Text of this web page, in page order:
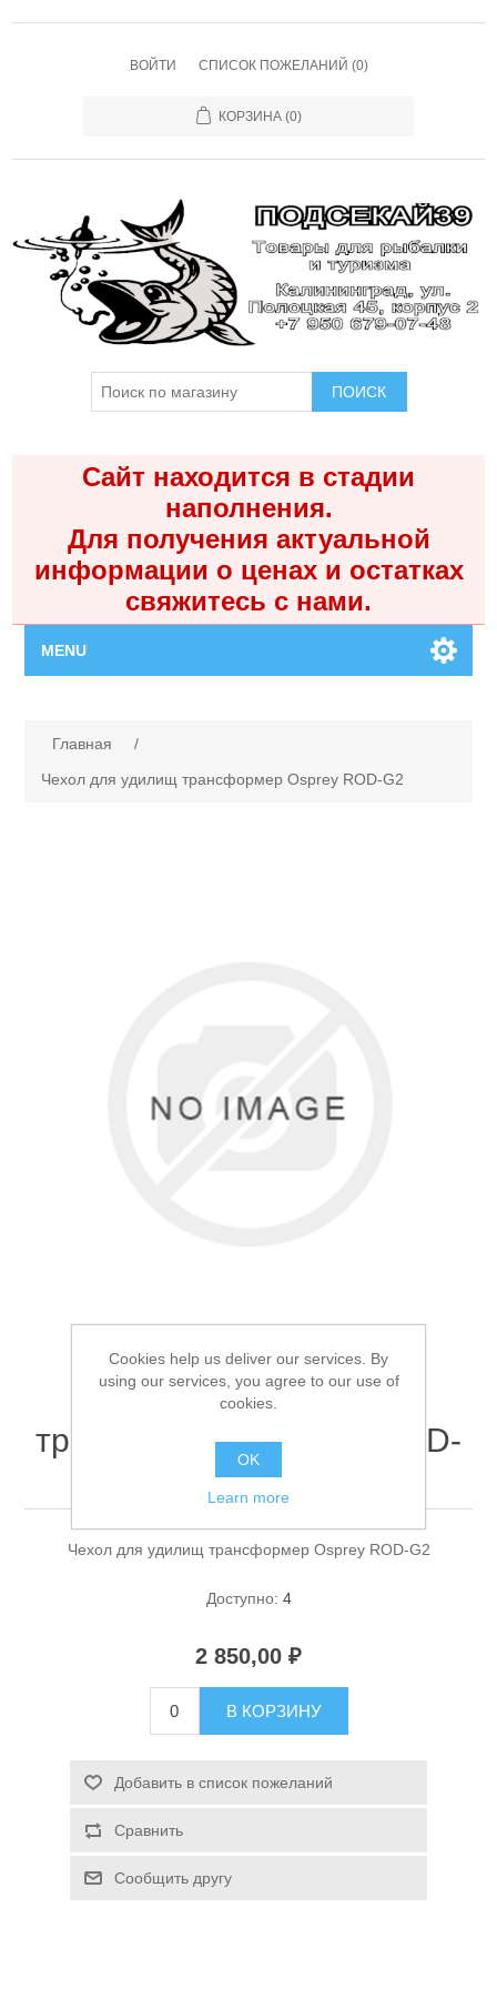
ВОЙТИ СПИСОК ПОЖЕЛАНИЙ (0)
КОРЗИНА (0)
ПОИСК
Сайт находится в стадии
наполнения.
Для получения актуальной
информации о ценах и остатках
свяжитесь с нами.
MENU
Каталог
Аксессуары для лодок
Спасательные средства
Главная
/
Чехол для удилищ трансформер Osprey ROD-G2
Чехол для удилищ
трансформер Osprey ROD-
G2
Чехол для удилищ трансформер Osprey ROD-G2
Доступно: 4
2 850,00 ₽
В КОРЗИНУ
Добавить в список пожеланий
Сравнить
Сообщить другу
Cookies help us deliver our services. By
using our services, you agree to our use of
cookies.
OK
Learn more